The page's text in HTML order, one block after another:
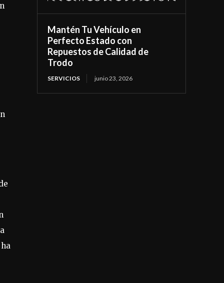
Mantén Tu Vehículo en
Perfecto Estado con
Repuestos de Calidad de
Trodo
SERVICIOS junio 23, 2026